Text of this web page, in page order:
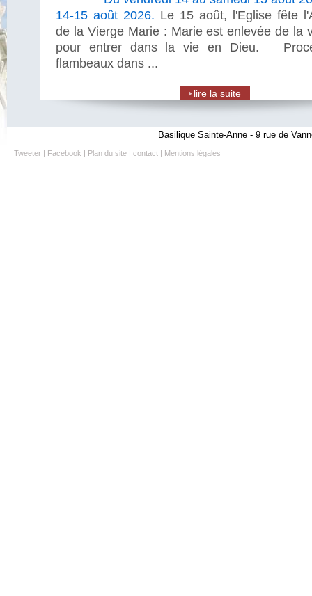
14-15 août 2026. Le 15 août, l'Eglise fête
de la Vierge Marie : Marie est enlevée de la
pour entrer dans la vie en Dieu.
flambeaux dans ...
lire la suite
Basilique Sainte-Anne - 9 rue de
Tweeter | Facebook | Plan du site | contact | Mentions légales